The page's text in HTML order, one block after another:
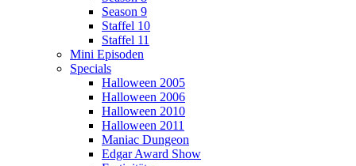
Season 9
Staffel 10
Staffel 11
Mini Episoden
Specials
Halloween 2005
Halloween 2006
Halloween 2010
Halloween 2011
Maniac Dungeon
Edgar Award Show